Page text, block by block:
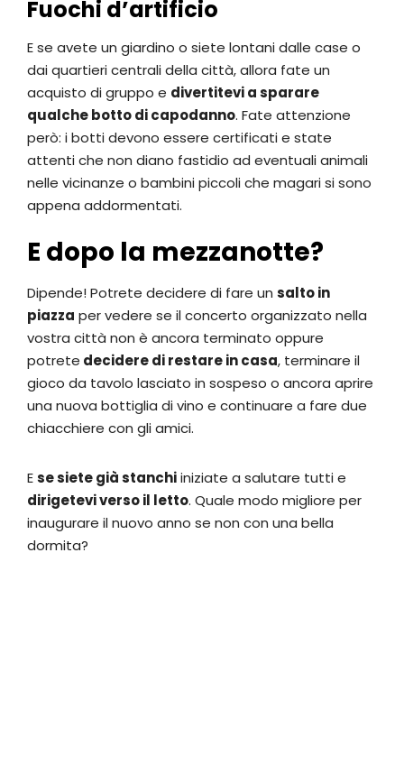
Fuochi d’artificio
E se avete un giardino o siete lontani dalle case o
dai quartieri centrali della città, allora fate un
acquisto di gruppo e divertitevi a sparare
qualche botto di capodanno. Fate attenzione
però: i botti devono essere certificati e state
attenti che non diano fastidio ad eventuali animali
nelle vicinanze o bambini piccoli che magari si sono
appena addormentati.
E dopo la mezzanotte?
Dipende! Potrete decidere di fare un salto in
piazza per vedere se il concerto organizzato nella
vostra città non è ancora terminato oppure
potrete decidere di restare in casa, terminare il
gioco da tavolo lasciato in sospeso o ancora aprire
una nuova bottiglia di vino e continuare a fare due
chiacchiere con gli amici.
Ese siete già stanchiiniziate a salutare tutti e
dirigetevi verso il letto. Quale modo migliore per
inaugurare il nuovo anno se non con una bella
dormita?